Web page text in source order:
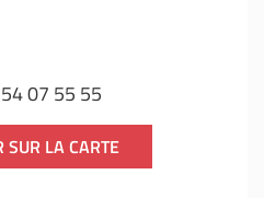
07 55 55
SUR LA CARTE